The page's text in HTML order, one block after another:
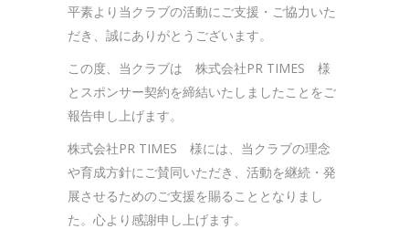
平素より当クラブの活動にご支援・ご協力いた
だき、誠にありがとうございます。
この度、当クラブは 株式会社PR TIMES
様
とスポンサー契約を締結いたしましたことをご
報告申し上げます。
株式会社PR TIMES 様には、当クラブの理念
や育成方針にご賛同いただき、活動を継続・発
展させるためのご支援を賜ることとなりまし
た。心より感謝申し上げます。